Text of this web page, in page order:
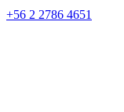
+56 2 2786 4651